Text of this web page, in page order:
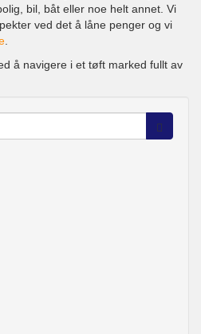
bil, båt eller noe helt annet. Vi
ved det å låne penger og vi
å navigere i et tøft marked fullt av